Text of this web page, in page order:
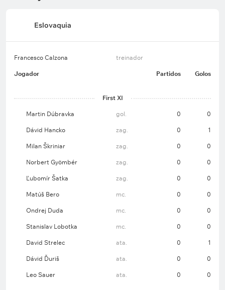
Eslovaquia
Francesco Calzona treinador
Jogador Partidos Golos
First XI
Martin Dúbravka gol. 0 0
Dávid Hancko zag. 0 1
Milan Škriniar zag. 0 0
Norbert Gyömbér zag. 0 0
Ľubomír Šatka zag. 0 0
Matúš Bero mc. 0 0
Ondrej Duda mc. 0 0
Stanislav Lobotka mc. 0 0
David Strelec ata. 0 1
Dávid Ďuriš ata. 0 0
Leo Sauer ata. 0 0